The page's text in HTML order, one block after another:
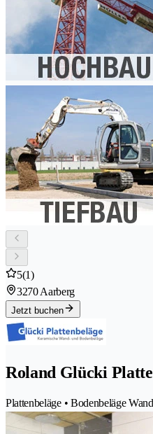
5(1)
3270 Aarberg
Jetzt buchen
Roland Glücki
Plattenbeläge • Bodenbeläge